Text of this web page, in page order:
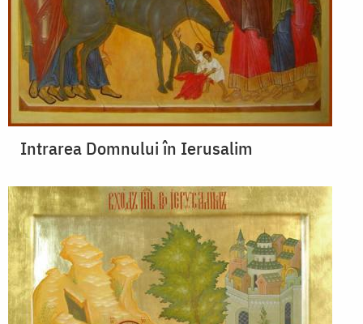
Intrarea Domnului în Ierusalim